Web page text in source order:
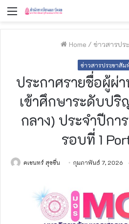
Menu
Home / ข่าวสารปร
ข่าวสารประชาสั
ประกาศรายชื่อผู้ผ่
เข้าศึกษาระดับป
กลาง) ประจำปีกา
รอบที่ 1
คเชนทร์ สุขชื่น กุมภาพันธ์ 7, 2026